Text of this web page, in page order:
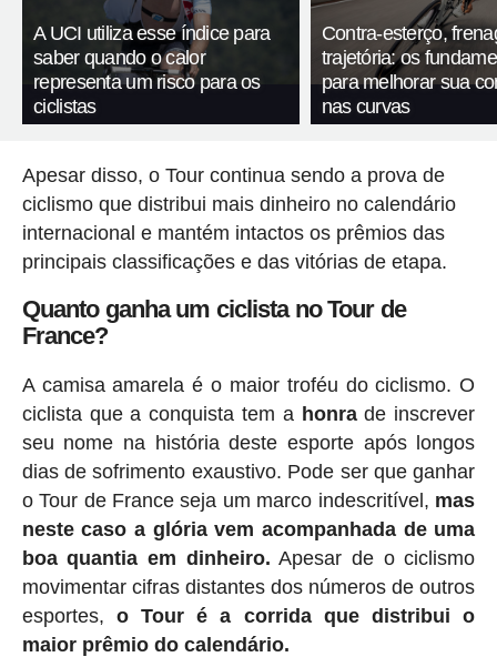
A UCI utiliza esse índice para
saber quando o calor
representa um risco para os
ciclistas
Contra-esterço,
trajetória: os
para melhorar sua
nas curvas
Apesar disso, o Tour continua sendo a prova de
ciclismo que distribui mais dinheiro no calendário
internacional e mantém intactos os prêmios das
principais classificações e das vitórias de etapa.
Quanto ganha um ciclista no Tour de
France?
A camisa amarela é o maior troféu do ciclismo. O
ciclista que a conquista tem a honrade inscrever
seu nome na história deste esporte após longos
dias de sofrimento exaustivo. Pode ser que ganhar
o Tour de France seja um marco indescritível, mas
neste caso a glória vem acompanhada de uma
boa quantia em dinheiro. Apesar de o ciclismo
movimentar cifras distantes dos números de outros
esportes, o Tour é a corrida que distribui o
maior prêmio do calendário.